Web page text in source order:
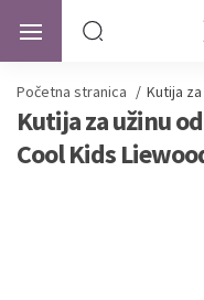
Početna stranica / Kutija
Kutija za užinu
Cool Kids